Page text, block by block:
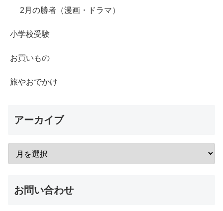
2月の勝者（漫画・ドラマ）
小学校受験
お買いもの
旅やおでかけ
アーカイブ
お問い合わせ